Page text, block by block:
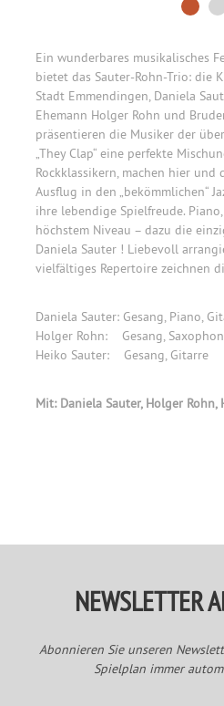
Ein wunderbares musikalisches
bietet das Sauter-Rohn-Trio: die
Stadt Emmendingen, Daniela
Ehemann Holger Rohn und
präsentieren die Musiker der
„They Clap“ eine perfekte
Rockklassikern, machen hier und
Ausflug in den „bekömmlichen“
ihre lebendige Spielfreude.
höchstem Niveau – dazu die
Daniela Sauter ! Liebevoll
vielfältiges Repertoire zeichnen
Daniela Sauter: Gesang, Piano,
Holger Rohn: Gesang, Saxophon
Heiko Sauter: Gesang, Gitarre
Mit: Daniela Sauter, Holger Rohn,
NEWSLETTER
Abonnieren Sie unseren
Spielplan immer